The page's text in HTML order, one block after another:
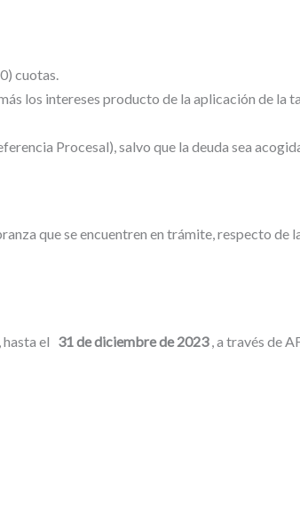
cuotas.
los intereses producto de la aplicación de la
Procesal), salvo que la deuda sea
que se encuentren en trámite, respecto de
el 31 de diciembre de 2023, a través de